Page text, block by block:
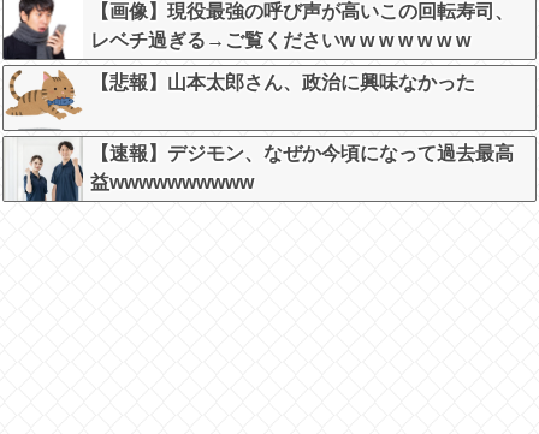
【画像】現役最強の呼び声が高いこの回転寿司、
レベチ過ぎる→ご覧くださいw w w w w w w
【悲報】山本太郎さん、政治に興味なかった
【速報】デジモン、なぜか今頃になって過去最高
益wwwwwwwwww